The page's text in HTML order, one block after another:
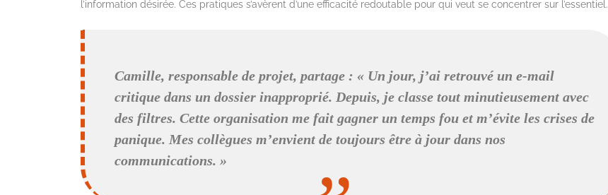
l’information désirée. Ces pratiques s’avèrent d’une efficacité redoutable pour qui veut se concentrer sur l’essentiel.
Camille, responsable de projet, partage : « Un jour, j’ai retrouvé un e-mail
critique dans un dossier inapproprié. Depuis, je classe tout minutieusement avec
des filtres. Cette organisation me fait gagner un temps fou et m’évite les crises de
panique. Mes collègues m’envient de toujours être à jour dans nos
communications. »